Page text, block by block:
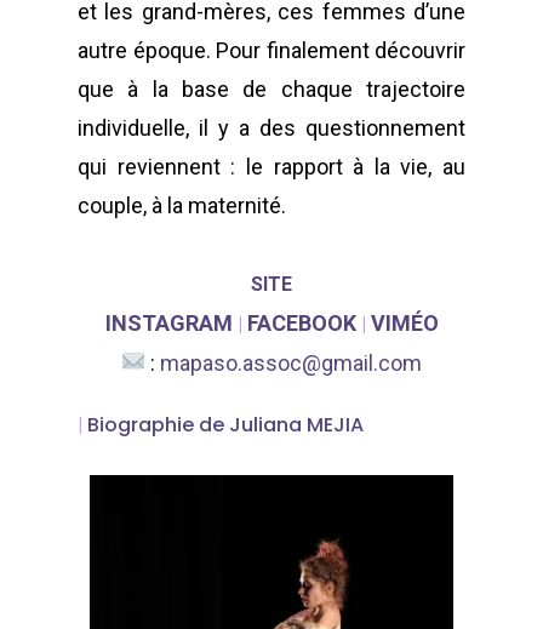
et les grand-mères, ces femmes d’une
autre époque. Pour finalement découvrir
que à la base de chaque trajectoire
individuelle, il y a des questionnement
qui reviennent : le rapport à la vie, au
couple, à la maternité.
SITE
INSTAGRAM | FACEBOOK | VIMÉO
: mapaso.assoc@gmail.com
| Biographie de Juliana MEJIA
Archives
Adhérer
WOW LOOK AT THIS!
Unit 345
T:+216 (0)40 3629
E: